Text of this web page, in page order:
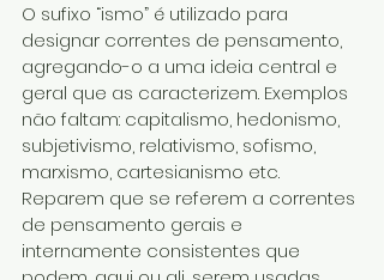
O sufixo “ismo” é utilizado para
designar correntes de pensamento,
agregando-o a uma ideia central e
geral que as caracterizem. Exemplos
não faltam: capitalismo, hedonismo,
subjetivismo, relativismo, sofismo,
marxismo, cartesianismo etc.
Reparem que se referem a correntes
de pensamento gerais e
internamente consistentes que